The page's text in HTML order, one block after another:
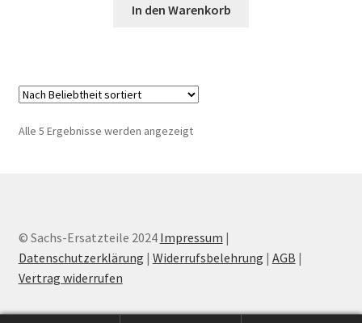
In den Warenkorb
Alle 5 Ergebnisse werden angezeigtNach
© Sachs-Ersatzteile 2024 Impressum |
Datenschutzerklärung | Widerrufsbelehrung | AGB |
Vertrag widerrufen